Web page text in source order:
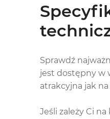
Sprawdź
jest dostępny w
atrakcyjna jak
Jeśli zależy Ci